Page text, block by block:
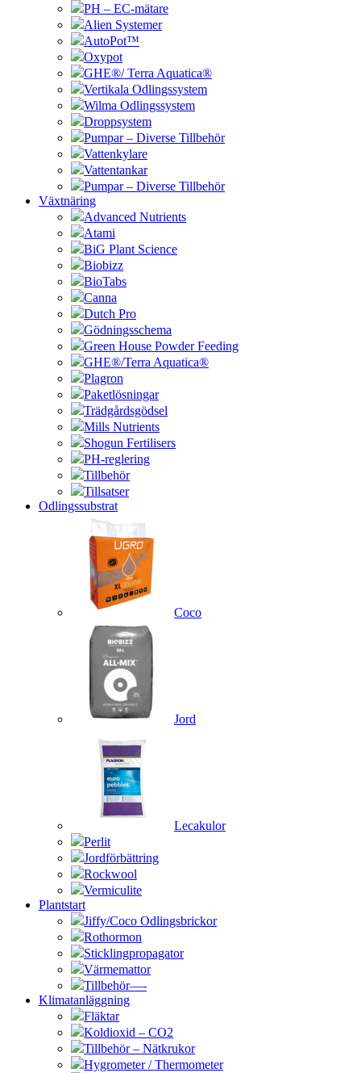
PH – EC-mätare
Alien Systemer
AutoPot™
Oxypot
GHE®/ Terra Aquatica®
Vertikala Odlingssystem
Wilma Odlingssystem
Droppsystem
Pumpar – Diverse Tillbehör
Vattenkylare
Vattentankar
Pumpar – Diverse Tillbehör
Växtnäring
Advanced Nutrients
Atami
BiG Plant Science
Biobizz
BioTabs
Canna
Dutch Pro
Gödningsschema
Green House Powder Feeding
GHE®/Terra Aquatica®
Plagron
Paketlösningar
Trädgårdsgödsel
Mills Nutrients
Shogun Fertilisers
PH-reglering
Tillbehör
Tillsatser
Odlingssubstrat
Coco
Jord
Lecakulor
Perlit
Jordförbättring
Rockwool
Vermiculite
Plantstart
Jiffy/Coco Odlingsbrickor
Rothormon
Sticklingpropagator
Värmemattor
Tillbehör—-
Klimatanläggning
Fläktar
Koldioxid – CO2
Tillbehör – Nätkrukor
Hygrometer / Thermometer